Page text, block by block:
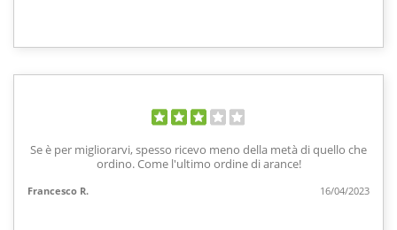
Se è per migliorarvi, spesso ricevo meno della metà di quello che
ordino. Come l'ultimo ordine di arance!
Francesco R. 16/04/2023